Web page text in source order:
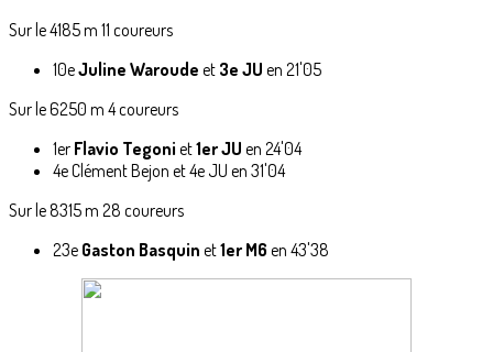
Sur le 4185 m 11 coureurs
10eJuline Waroude et 3e JU en 21'05
Sur le 6250 m 4 coureurs
1er Flavio Tegoni et1er JU en 24'04
4e Clément Bejon et 4e JU en 31'04
Sur le 8315 m 28 coureurs
23e Gaston Basquin et1er M6 en 43'38